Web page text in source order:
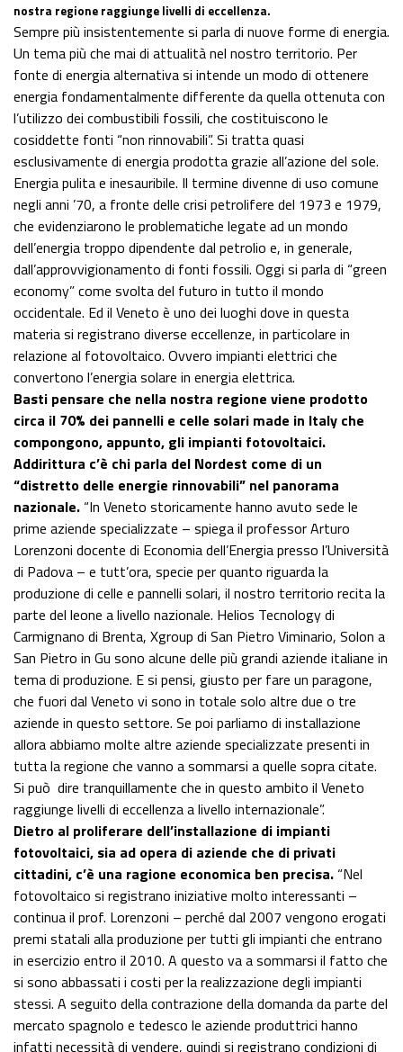
nostra regione raggiunge livelli di eccellenza.
Sempre più insistentemente si parla di nuove forme di energia.
Un tema più che mai di attualità nel nostro territorio. Per
fonte di energia alternativa si intende un modo di ottenere
energia fondamentalmente differente da quella ottenuta con
l’utilizzo dei combustibili fossili, che costituiscono le
cosiddette fonti “non rinnovabili”. Si tratta quasi
esclusivamente di energia prodotta grazie all’azione del sole.
Energia pulita e inesauribile. Il termine divenne di uso comune
negli anni ’70, a fronte delle crisi petrolifere del 1973 e 1979,
che evidenziarono le problematiche legate ad un mondo
dell’energia troppo dipendente dal petrolio e, in generale,
dall’approvvigionamento di fonti fossili. Oggi si parla di “green
economy” come svolta del futuro in tutto il mondo
occidentale. Ed il Veneto è uno dei luoghi dove in questa
materia si registrano diverse eccellenze, in particolare in
relazione al fotovoltaico. Ovvero impianti elettrici che
convertono l’energia solare in energia elettrica.
Basti pensare che nella nostra regione viene prodotto
circa il 70% dei pannelli e celle solari made in Italy che
compongono, appunto, gli impianti fotovoltaici.
Addirittura c’è chi parla del Nordest come di un
“distretto delle energie rinnovabili” nel panorama
nazionale. “In Veneto storicamente hanno avuto sede le
prime aziende specializzate – spiega il professor Arturo
Lorenzoni docente di Economia dell’Energia presso l’Università
di Padova – e tutt’ora, specie per quanto riguarda la
produzione di celle e pannelli solari, il nostro territorio recita la
parte del leone a livello nazionale. Helios Tecnology di
Carmignano di Brenta, Xgroup di San Pietro Viminario, Solon a
San Pietro in Gu sono alcune delle più grandi aziende italiane in
tema di produzione. E si pensi, giusto per fare un paragone,
che fuori dal Veneto vi sono in totale solo altre due o tre
aziende in questo settore. Se poi parliamo di installazione
allora abbiamo molte altre aziende specializzate presenti in
tutta la regione che vanno a sommarsi a quelle sopra citate.
Si può dire tranquillamente che in questo ambito il Veneto
raggiunge livelli di eccellenza a livello internazionale”.
Dietro al proliferare dell’installazione di impianti
fotovoltaici, sia ad opera di aziende che di privati
cittadini, c’è una ragione economica ben precisa. “Nel
fotovoltaico si registrano iniziative molto interessanti –
continua il prof. Lorenzoni – perché dal 2007 vengono erogati
premi statali alla produzione per tutti gli impianti che entrano
in esercizio entro il 2010. A questo va a sommarsi il fatto che
si sono abbassati i costi per la realizzazione degli impianti
stessi. A seguito della contrazione della domanda da parte del
mercato spagnolo e tedesco le aziende produttrici hanno
infatti necessità di vendere, quindi si registrano condizioni di